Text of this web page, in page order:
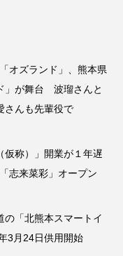
オズランド」、熊本県
」が舞台 波瑠さんと
さんも先輩役で
仮称）」開業が１年遅
志来菜彩」オープン
の「北熊本スマートイ
3月24日供用開始